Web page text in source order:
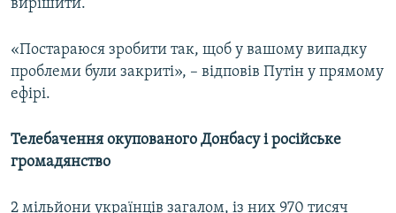
вирішити.
«Постараюся зробити так, щоб у вашому випадку
проблеми були закриті», – відповів Путін у прямому
ефірі.
Телебачення окупованого Донбасу і російське
громадянство
2 мільйони українців загалом, із них 970 тисяч